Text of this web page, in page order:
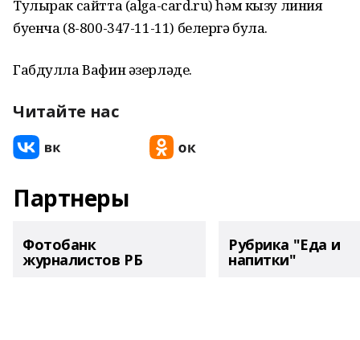
Тулырак сайтта (alga-card.ru) һәм кызу линия
буенча (8-800-347-11-11) белергә була.
Габдулла Вафин әзерләде.
Читайте нас
Партнеры
Фотобанк
журналистов РБ
Рубрика "Еда и
напитки"